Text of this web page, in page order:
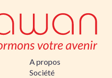
A propos
Société